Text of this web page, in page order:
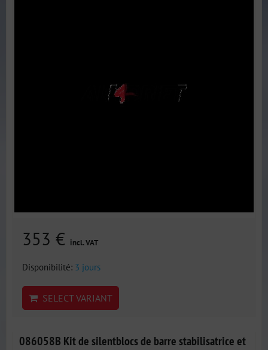
353 € incl. VAT
Disponibilité: 3 jours
SELECT VARIANT
086058B Kit de silentblocs de barre stabilisatrice et